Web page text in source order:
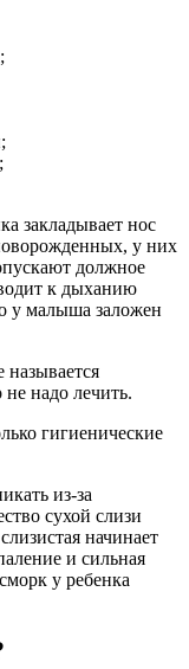
закладывает нос
у них
должное
к дыханию
у малыша заложен
называется
надо лечить.
гигиенические
из-за
сухой слизи
начинает
и сильная
у ребенка